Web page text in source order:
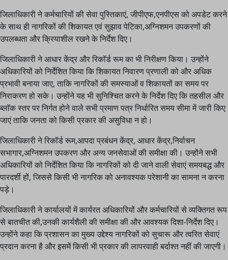
जिलाधिकारी ने कर्मचारियों की सेवा पुस्तिकाएं, जीपीएफ,एनपीएस को अपडेट करने
के साथ ही नागरिकों की शिकायत एवं सुझाव पेटिका,अग्निशमन उपकरणों की
उपलब्धता और क्रियाशील रखने के निर्देश दिए।
जिलाधिकारी ने आधार केंद्र और रिकॉर्ड रूम का भी निरीक्षण किया। उन्होंने
अधिकारियों को निर्देशित किया कि शिकायत निवारण प्रणाली को और अधिक
प्रभावी बनाया जाए, ताकि नागरिकों की समस्याओं व शिकायतों का समय पर
निराकरण हो सके। उन्होंने यह भी सुनिश्चित करने के निर्देश दिए कि तहसील और
ब्लॉक स्तर पर निर्गत होने वाले सभी प्रमाण पत्र निर्धारित समय सीमा में जारी किए
जाएं ताकि जनता को किसी प्रकार की असुविधा न हो।
जिलाधिकारी ने रिकॉर्ड रूम,आपदा प्रबंधन केंद्र, आधार केंद्र,निर्वाचन
सभागार,अग्निशमन उपकरण और अन्य जनसेवाओं की समीक्षा की। उन्होंने सभी
अधिकारियों को निर्देशित किया कि नागरिकों को दी जाने वाली सेवाएं समयबद्ध और
पारदर्शी हों, जिससे किसी भी नागरिक को अनावश्यक परेशानी का सामना न करना
पड़े।
जिलाधिकारी ने कार्यालयों में कार्यरत अधिकारियों और कर्मचारियों से व्यक्तिगत रूप
से बातचीत की,उनकी कार्यशैली की समीक्षा की और आवश्यक दिशा-निर्देश दिए।
उन्होंने कहा कि प्रशासन का मुख्य उद्देश्य नागरिकों को सुचारू और त्वरित सेवाएं
प्रदान करना है और इसमें किसी भी प्रकार की लापरवाही बर्दाश्त नहीं की जाएगी।